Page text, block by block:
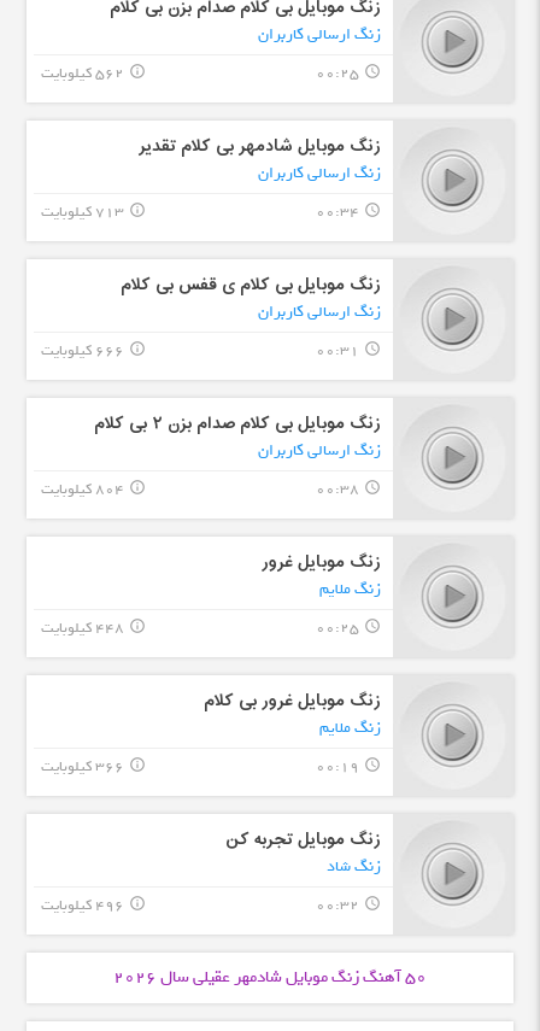
زنگ موبایل بی کلام صدام بزن بی کلام
زنگ ارسالی کاربران
query_builder
00:25 562 کیلوبایت info_outline
زنگ موبایل شادمهر بی کلام تقدیر
زنگ ارسالی کاربران
query_builder
00:34 713 کیلوبایت info_outline
زنگ موبایل بی کلام ی قفس بی کلام
زنگ ارسالی کاربران
query_builder
00:31 666 کیلوبایت info_outline
زنگ موبایل بی کلام صدام بزن ۲ بی کلام
زنگ ارسالی کاربران
query_builder
00:38 804 کیلوبایت info_outline
زنگ موبایل غرور
زنگ ملایم
query_builder
00:25 448 کیلوبایت info_outline
زنگ موبایل غرور بی کلام
زنگ ملایم
query_builder
00:19 366 کیلوبایت info_outline
زنگ موبایل تجربه کن
زنگ شاد
query_builder
00:32 496 کیلوبایت info_outline
50 آهنگ زنگ موبایل شادمهر عقیلیسال 2026